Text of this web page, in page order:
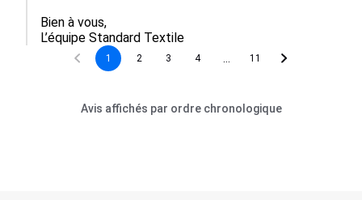
Bien à vous,
L’équipe Standard Textile
1 2 3 4 11
Avis affichés par ordre chronologique